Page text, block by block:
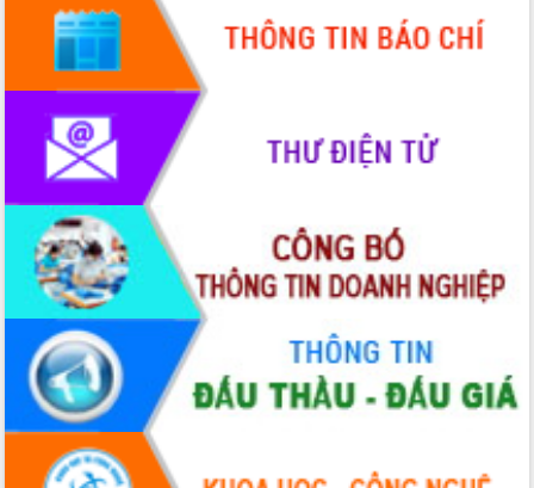
Quy hoạch và Xúc tiến đầu tư tỉnh Đắk
Khơi thông điểm nghẽn, đẩy nhanh
giải ngân vốn khắc phục thiên tai
HĐND tỉnh thông qua điều chỉnh Quy
hoạch tỉnh thời kỳ 2021-2030
Hội thảo góp ý hồ sơ điều chỉnh quy
hoạch tỉnh Đắk Lắk thời kỳ 2021-2030,
tầm nhìn đến năm 2050
Nâng cao hiệu quả hoạt động của các
doanh nghiệp nhà nước
Hội nghị triển khai kết nối mạng
truyền số liệu chuyên dùng phục vụ cơ
quan Đảng, Nhà nước
Lễ phát động chuỗi hoạt động chung
tay làm sạch môi trường
Xã Ea Kar bước chuyển mình trong
công tác cải cách hành chính mô hình
mới